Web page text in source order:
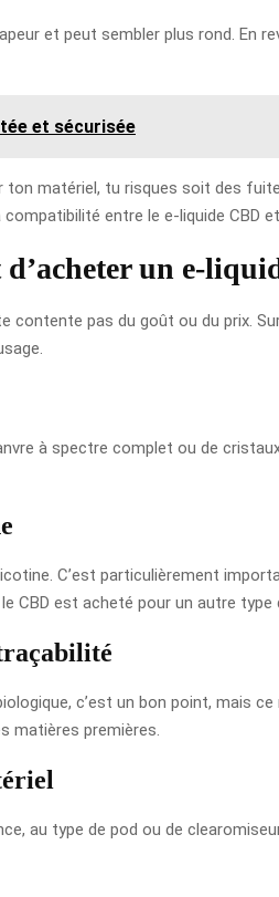
et peut sembler plus rond.
et sécurisée
matériel, tu risques soit des
entre le e-liquide CBD
un e-
contente pas du goût ou du prix.
à spectre complet ou de
C’est particulièrement
CBD est acheté pour un autre type
c’est un bon point, mais
matières premières.
au type de pod ou de